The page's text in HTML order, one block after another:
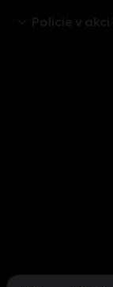
Policie v akci